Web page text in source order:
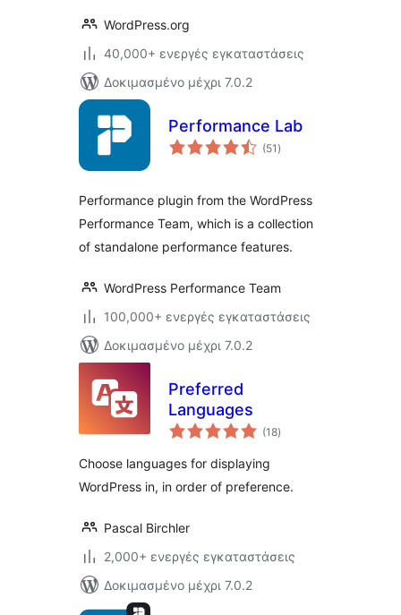
WordPress.org
40,000+ ενεργές εγκαταστάσεις
Δοκιμασμένο μέχρι 7.0.2
Performance Lab
(51 αξιολογήσεις
σύνολο
)
Performance plugin from the WordPress
Performance Team, which is a collection
of standalone performance features.
WordPress Performance Team
100,000+ ενεργές εγκαταστάσεις
Δοκιμασμένο μέχρι 7.0.2
Preferred
Languages
(18αξιολογήσεις
σύνολο
)
Choose languages for displaying
WordPress in, in order of preference.
Pascal Birchler
2,000+ ενεργές εγκαταστάσεις
Δοκιμασμένο μέχρι 7.0.2